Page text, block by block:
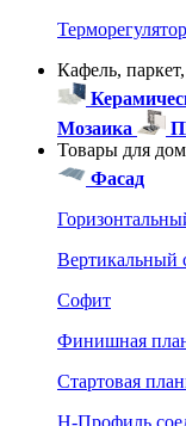
Кафель,
Мозаика
Товары для
Фасад
Вертикальный
Софит
Финишная
Стартовая